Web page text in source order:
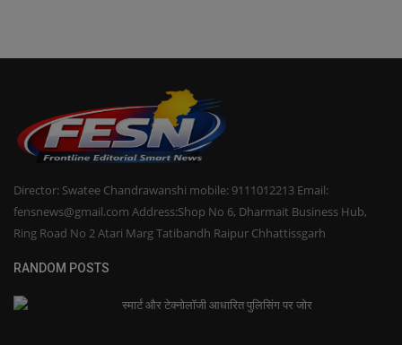
Director: Swatee Chandrawanshi mobile: 9111012213 Email:
fensnews@gmail.com Address:Shop No 6, Dharmait Business Hub,
Ring Road No 2 Atari Marg Tatibandh Raipur Chhattissgarh
RANDOM POSTS
स्मार्ट और टेक्नोलॉजी आधारित पुलिसिंग पर जोर